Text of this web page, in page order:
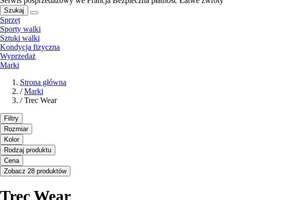
Szukaj
Sprzęt
Sporty walki
Sztuki walki
Kondycja fizyczna
Wyprzedaż
Marki
Strona główna
/ Marki
/ Trec Wear
Filtry
Rozmiar
Kolor
Rodzaj produktu
Cena
Zobacz 28 produktów
Trec Wear